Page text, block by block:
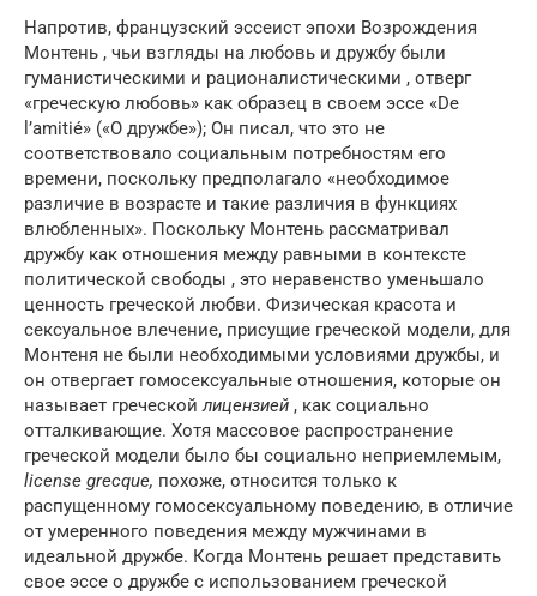
Напротив, французский эссеист эпохи Возрождения
Монтень , чьи взгляды на любовь и дружбу были
гуманистическими и рационалистическими , отверг
«греческую любовь» как образец в своем эссе «De
l’amitié» («О дружбе»); Он писал, что это не
соответствовало социальным потребностям его
времени, поскольку предполагало «необходимое
различие в возрасте и такие различия в функциях
влюбленных». Поскольку Монтень рассматривал
дружбу как отношения между равными в контексте
политической свободы , это неравенство уменьшало
ценность греческой любви. Физическая красота и
сексуальное влечение, присущие греческой модели, для
Монтеня не были необходимыми условиями дружбы, и
он отвергает гомосексуальные отношения, которые он
называет греческойлицензией , как социально
отталкивающие. Хотя массовое распространение
греческой модели было бы социально неприемлемым,
license grecque, похоже, относится только к
распущенному гомосексуальному поведению, в отличие
от умеренного поведения между мужчинами в
идеальной дружбе. Когда Монтень решает представить
свое эссе о дружбе с использованием греческой